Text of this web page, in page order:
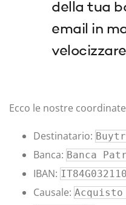
della tua
email in
Ecco le nostre
Destinatario:
Banca: Banca
IBAN:
Causale: